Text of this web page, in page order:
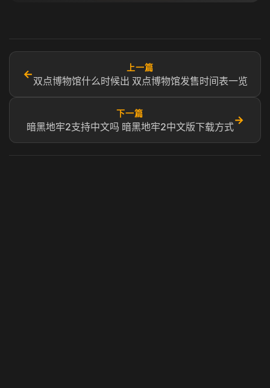
←
上一篇
双点博物馆什么时候出 双点博物馆发售时间表一览
下一篇
暗黑地牢2支持中文吗 暗黑地牢2中文版下载方式
→